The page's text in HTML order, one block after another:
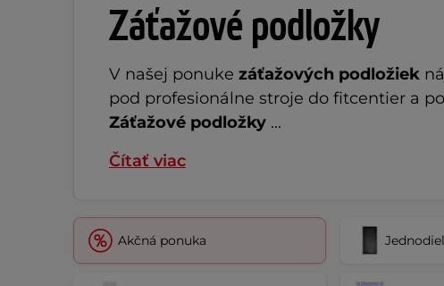
Záťažové podložky
V našej ponuke záťažových podložiek
pod profesionálne stroje do fitcentier a
Záťažové podložky ...
Čítať viac
Akčná ponuka